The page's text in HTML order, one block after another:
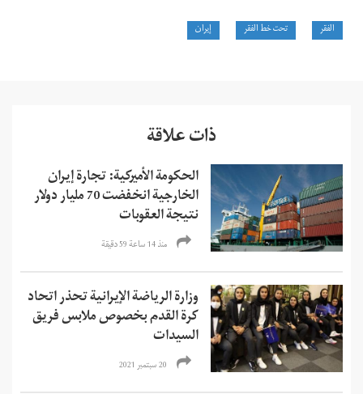
الفقر تحت خط الفقر إيران
ذات علاقة
الحكومة الأميركية: تجارة إيران
الخارجية انخفضت 70 مليار دولار
نتيجة العقوبات
منذ 14 ساعة 59 دقیقة
وزارة الرياضة الإيرانية تحذر اتحاد
كرة القدم بخصوص ملابس فريق
السيدات
20 سبتمبر 2021